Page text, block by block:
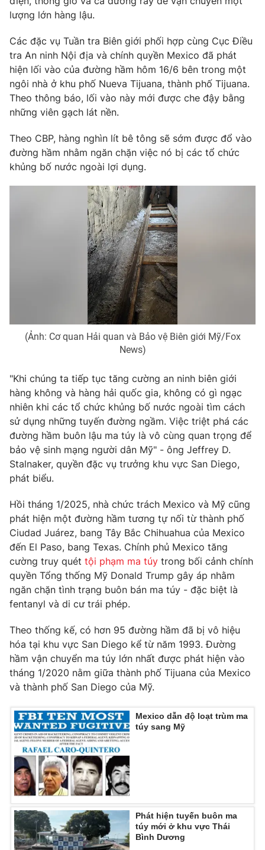
Chuyên mục khác
Emagazine Podcast
Photo Infographic
Video Shorts video
VTV Money VTV Thể thao
VTV Sức khoẻ Bất động sản
Tấm lòng Việt
Vươn mình bằng AI
VTV8
Liên hệ tòa soạn English
THỜI BÁO VTV
Theo dõi báo trên
Cơ quan chủ quản: Đài Truyền hình Việt Nam
Cơ quan báo chí:
Giấy phép hoạt động báo in và báo điện tử số 483/GP-BTTTT
cấp ngày 29/12/2023
Tổng Biên tập:Vũ Thanh Thủy
Phó Tổng Biên tập:Nguyễn Thị Mỹ Hạnh, Phạm Quốc Thắng,
Nguyễn Trọng Ninh
Tổng đài VTV:024.38 355 931 - 024.38 355 932
Ðiện thoại Thời báo VTV:024.66 897 897
Email:toasoan@vtv.vn
Liên hệ quảng cáo:
024-7300.7108
® Cấm sao chép dưới mọi hình thức nếu không có sự chấp
thuận bằng văn bản. Ghi rõ nguồn VTV.vn khi phát hành lại
thông tin từ website này.
lượng lớn hàng lậu.
Các đặc vụ Tuần tra Biên giới phối hợp cùng Cục Điều
tra An ninh Nội địa và chính quyền Mexico đã phát
hiện lối vào của đường hầm hôm 16/6 bên trong một
ngôi nhà ở khu phố Nueva Tijuana, thành phố Tijuana.
Theo thông báo, lối vào này mới được che đậy bằng
những viên gạch lát nền.
Theo CBP, hàng nghìn lít bê tông sẽ sớm được đổ vào
đường hầm nhằm ngăn chặn việc nó bị các tổ chức
khủng bố nước ngoài lợi dụng.
(Ảnh: Cơ quan Hải quan và Bảo vệ Biên giới Mỹ/Fox
News)
"Khi chúng ta tiếp tục tăng cường an ninh biên giới
hàng không và hàng hải quốc gia, không có gì ngạc
nhiên khi các tổ chức khủng bố nước ngoài tìm cách
sử dụng những tuyến đường ngầm. Việc triệt phá các
đường hầm buôn lậu ma túy là vô cùng quan trọng để
bảo vệ sinh mạng người dân Mỹ" - ông Jeffrey D.
Stalnaker, quyền đặc vụ trưởng khu vực San Diego,
phát biểu.
Hồi tháng 1/2025, nhà chức trách Mexico và Mỹ cũng
phát hiện một đường hầm tương tự nối từ thành phố
Ciudad Juárez, bang Tây Bắc Chihuahua của Mexico
đến El Paso, bang Texas. Chính phủ Mexico tăng
cường truy quét tội phạm ma túy trong bối cảnh chính
quyền Tổng thống Mỹ Donald Trump gây áp nhằm
ngăn chặn tình trạng buôn bán ma túy - đặc biệt là
fentanyl và di cư trái phép.
Theo thống kế, có hơn 95 đường hầm đã bị vô hiệu
hóa tại khu vực San Diego kể từ năm 1993. Đường
hầm vận chuyển ma túy lớn nhất được phát hiện vào
tháng 1/2020 nằm giữa thành phố Tijuana của Mexico
và thành phố San Diego của Mỹ.
Mexico dẫn độ loạt trùm ma
túy sang Mỹ
Phát hiện tuyến buôn ma
túy mới ở khu vực Thái
Bình Dương